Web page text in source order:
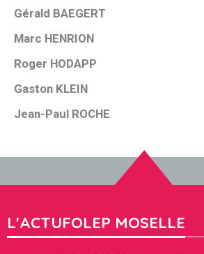
Gérald BAEGERT
Marc HENRION
Roger HODAPP
Gaston KLEIN
Jean-Paul ROCHE
L'ACTUFOLEP MOSELLE